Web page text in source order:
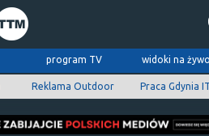
program TV widoki na
Reklama Outdoor Praca Gdynia